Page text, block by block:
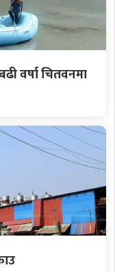
वर्षा चितवनमा